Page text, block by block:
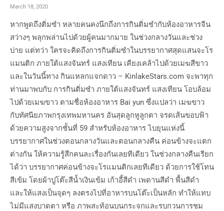
March 18, 2020
หากพูดถึงติ่มซำ หลายคนคงนึกถึงการกินติ่มซำกับห้องอาหารจีน
สว่างๆ พลุกพล่านไปด้วยผู้คนมากมาย ในช่วงกลางวันและช่วง
บ่าย แต่ทว่า ใครจะคิดถึงการกินติ่มซำในบรรยากาศสุดแสนจะโร
แมนติก ภายใต้แสงจันทร์ แสงเทียน เคียงเคล้าไปด้วยเมฆสีขาว
และในวันนี้ทาง กินแหลกแจกดาว – KinlakeStars.com จะพาทุก
ท่านมาพบกับ การกินติ่มซำ ภายใต้แสงจันทร์ แสงเทียน โอบล้อม
ไปด้วยเมฆขาว ตามชื่อห้องอาหาร Bai yun ซึ่งแปลว่า เมฆขาว
กับทัศนียภาพกรุงเทพมหานคร อันสุดลูกหูลูกตา จรดเส้นขอบฟ้า
ด้วยความสูงจากชั้นที่ 59 สำหรับห้องอาหาร ไบยุนแห่งนี้
บรรยากาศในช่วงตอนกลางวันและตอนกลางคืน ค่อนข้างจะแตก
ต่างกัน ให้ความรู้สึกคนละเรื่องกันเลยทีเดียว ในช่วงกลางคืนเรียก
ได้ว่า บรรยากาศค่อนข้างจะโรแมนติกเลยทีเดียว ด้วยการใช้โทน
สีเข้ม โดยผ้าปูโต๊ะสีน้ำเงินเข้ม เก้าอี้สีดำ เพดานสีดำ พื้นสีดำ
และให้แสงเป็นจุดๆ ลงตรงไปที่อาหารบนโต๊ะเป็นหลัก ทำให้แทบ
ไม่มีแสงบาดตา หรือ ภาพสะท้อนบนกระจกและรบกวนการชม